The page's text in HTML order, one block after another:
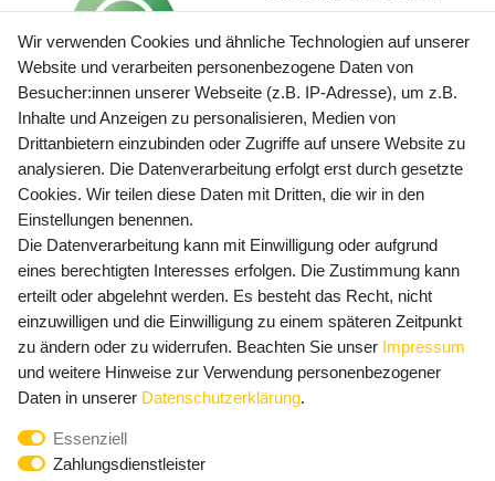
Preisangaben inkl. gesetzl. MwSt. und zzgl. Service- und
Versandkosten
Newsletter Anmeldung - Keine Angebote
mehr verpassen!
E-MAIL **
Newsletter
Honig
Hiermit bestätige ich, dass ich dieDaten­schutz­erklärung
widerrufen.**
Wir verwenden Cookies und ähnliche Technologien auf unserer
Website und verarbeiten personenbezogene Daten von
Besucher:innen unserer Webseite (z.B. IP-Adresse), um z.B.
Inhalte und Anzeigen zu personalisieren, Medien von
Drittanbietern einzubinden oder Zugriffe auf unsere Website zu
analysieren. Die Datenverarbeitung erfolgt erst durch gesetzte
Cookies. Wir teilen diese Daten mit Dritten, die wir in den
Einstellungen benennen.
Die Datenverarbeitung kann mit Einwilligung oder aufgrund
eines berechtigten Interesses erfolgen. Die Zustimmung kann
erteilt oder abgelehnt werden. Es besteht das Recht, nicht
einzuwilligen und die Einwilligung zu einem späteren Zeitpunkt
zu ändern oder zu widerrufen. Beachten Sie unser Impressum
und weitere Hinweise zur Verwendung personenbezogener
Daten in unserer Daten­schutz­erklärung.
Essenziell
Zahlungsdienstleister